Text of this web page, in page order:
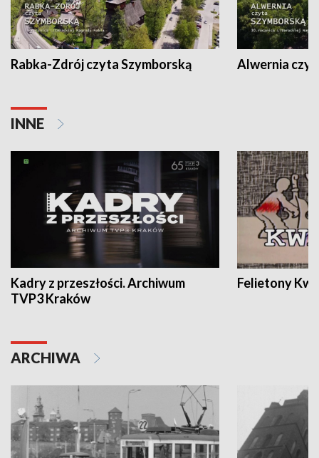
Rabka-Zdrój czyta Szymborską Alwernia
INNE
Kadry z przeszłości. Archiwum
TVP3 Kraków
Felietony
ARCHIWA